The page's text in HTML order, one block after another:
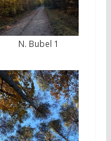
N. Bubel 1